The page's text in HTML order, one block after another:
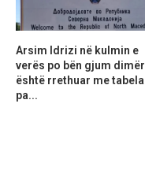
Arsim Idrizi në kulmin e
verës po bën gjum
është rrethuar me tabela
pa...